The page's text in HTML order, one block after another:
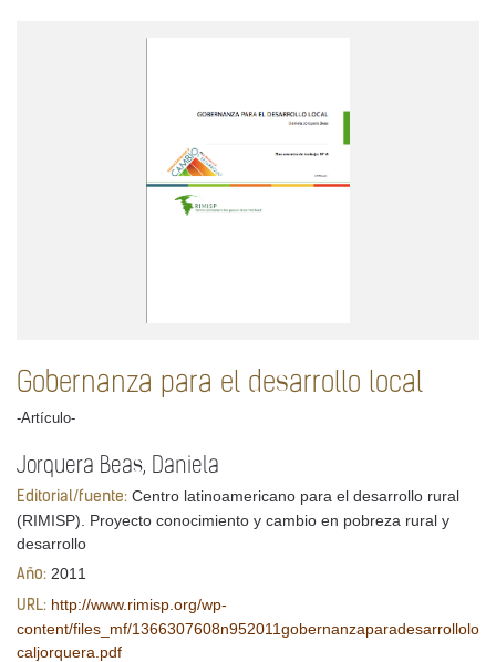
Gobernanza para el desarrollo local
-Artículo-
Jorquera Beas, Daniela
Editorial/fuente: Centro latinoamericano para el desarrollo rural
(RIMISP). Proyecto conocimiento y cambio en pobreza rural y
desarrollo
Año: 2011
URL: http://www.rimisp.org/wp-
content/files_mf/1366307608n952011gobernanzaparadesarrollolo
caljorquera.pdf